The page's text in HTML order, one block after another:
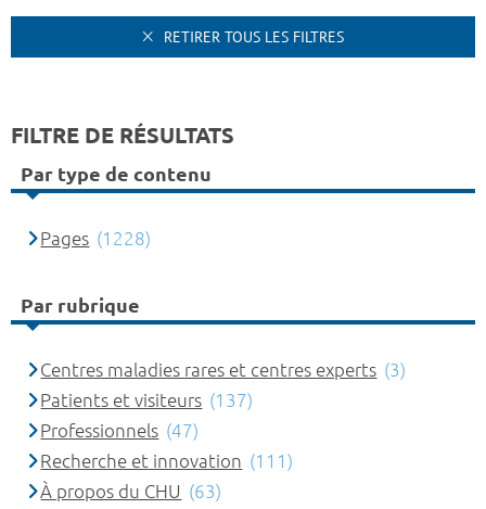
RETIRER TOUS LES FILTRES
FILTRE DE RÉSULTATS
Par type de contenu
Pages (1228)
Par rubrique
Centres maladies rares et centres experts (3)
Patients et visiteurs (137)
Professionnels (47)
Recherche et innovation (111)
À propos du CHU (63)